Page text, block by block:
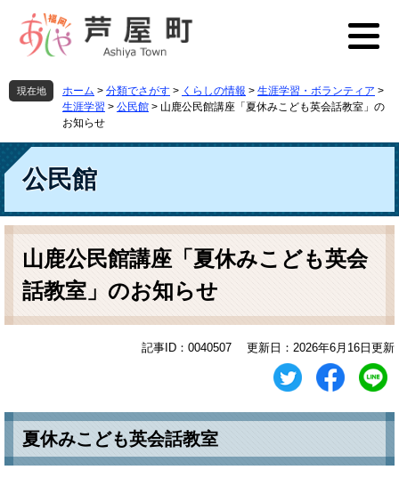
先
頭
す
を
飛
し
本
へ
現在地 ホーム > 分類でさがす > くらしの情報 > 生涯学習・ボランティア >
生涯学習 > 公民館 > 山鹿公民館講座「夏休みこども英会話教室」の
お知らせ
公民館
本
山鹿公民館講座「夏休みこども英会
話教室」のお知らせ
記事ID：0040507 更新日：2026年6月16日更新
夏休みこども英会話教室